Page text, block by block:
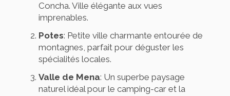
Concha. Ville élégante aux vues
imprenables.
Potes: Petite ville charmante entourée de
montagnes, parfait pour déguster les
spécialités locales.
Valle de Mena: Un superbe paysage
naturel idéal pour le camping-car et la